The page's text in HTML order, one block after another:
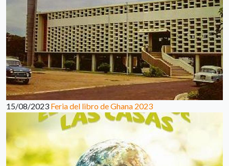
15/08/2023 Feria del libro de Ghana 2023